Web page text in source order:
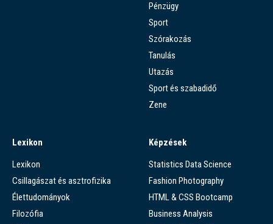
Pénzügy
Sport
Szórakozás
Tanulás
Utazás
Sport és szabadidő
Zene
Lexikon
Lexikon
Csillagászat és asztrofizika
Élettudományok
Filozófia
Képzések
Statistics Data Science
Fashion Photography
HTML & CSS Bootcamp
Business Analysis